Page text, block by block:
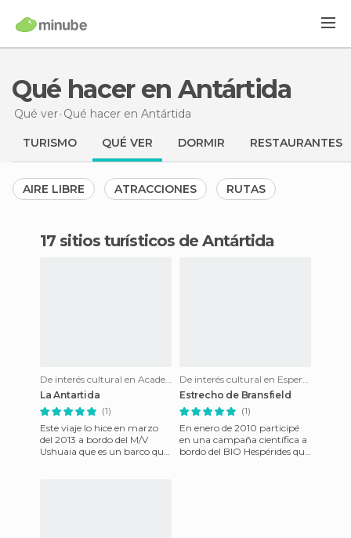
Qué hacer en Antártida
Qué ver Qué hacer en Antártida
TURISMO QUÉ VER DORMIR RESTAURANTES
AIRE LIBRE ATRACCIONES RUTAS
17 sitios turísticos de Antártida
De interés cultural en Academician Vernadskiy - permanent station of the Ukraine
La Antartida
(1)
Este viaje lo hice en marzo
del 2013 a bordo del M/V
Ushuaia que es un barco que
De interés cultural en Esperanza - permanent station of Argentina
Estrecho de Bransfield
(1)
En enero de 2010 participé
en una campaña científica a
bordo del BIO Hespérides que